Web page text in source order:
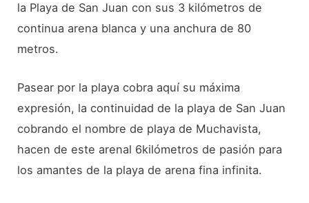
la Playa de San Juan con sus 3 kilómetros de
continua arena blanca y una anchura de 80
metros.
Pasear por la playa cobra aquí su máxima
expresión, la continuidad de la playa de San Juan
cobrando el nombre de playa de Muchavista,
hacen de este arenal 6kilómetros de pasión para
los amantes de la playa de arena fina infinita.